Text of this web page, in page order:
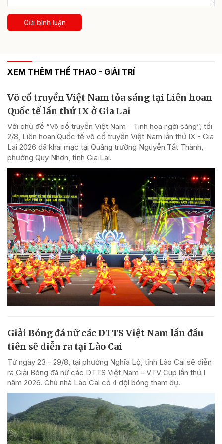
Gửi bình luận
XEM THÊM THỂ THAO - GIẢI TRÍ
Võ cổ truyền Việt Nam tỏa sáng tại Liên hoan
Quốc tế lần thứ IX ở Gia Lai
Với chủ đề “Võ cổ truyền Việt Nam - Tinh hoa ngời sáng”, tối
2/8, Liên hoan Quốc tế võ cổ truyền Việt Nam lần thứ IX - Gia
Lai 2026 đã khai mạc tại Quảng trường Nguyễn Tất Thành,
phường Quy Nhơn, tỉnh Gia Lai.
Giải Bóng đá nữ các DTTS Việt Nam lần đầu
tiên sẽ diễn ra tại Lào Cai
Từ ngày 23 - 29/8, tại phường Nghĩa Lộ, tỉnh Lào Cai sẽ diễn
ra Giải Bóng đá nữ các DTTS Việt Nam - VTV Cup lần thứ I
năm 2026. Chủ nhà Lào Cai có 4 đội bóng tham dự.